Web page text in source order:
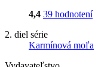
4,4 39 hodnotení
2. diel série
Karmínová moľa